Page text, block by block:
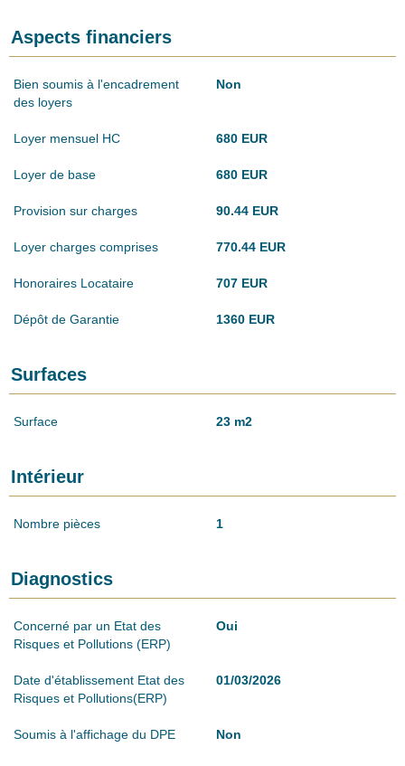
Aspects financiers
Bien soumis à l'encadrement
des loyers
Non
Loyer mensuel HC 680 EUR
Loyer de base 680 EUR
Provision sur charges 90.44 EUR
Loyer charges comprises 770.44 EUR
Honoraires Locataire 707 EUR
Dépôt de Garantie 1360 EUR
Surfaces
Surface 23 m2
Intérieur
Nombre pièces 1
Diagnostics
Concerné par un Etat des
Risques et Pollutions (ERP)
Oui
Date d'établissement Etat des
Risques et Pollutions(ERP)
01/03/2026
Soumis à l'affichage du DPE Non